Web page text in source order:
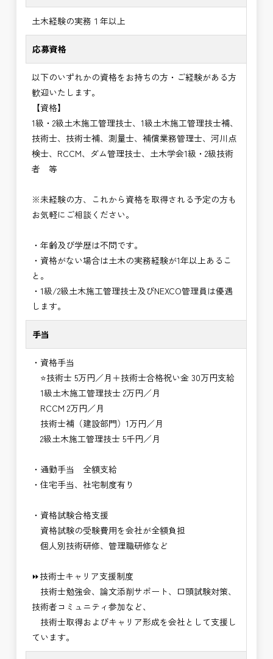
土木経験の実務１年以上
応募資格
以下のいずれかの資格をお持ちの方・ご経験がある方
歓迎いたします。
【資格】
1級・2級土木施工管理技士、1級土木施工管理技士補、
技術士、技術士補、測量士、補償業務管理士、河川点
検士、RCCM、ダム管理技士、土木学会1級・2級技術
者 等
※未経験の方、これから資格を取得される予定の方も
お気軽にご相談ください。
・年齢及び学歴は不問です。
・資格がない場合は土木の実務経験が1年以上あるこ
と。
・1級/2級土木施工管理技士及びNEXCO管理員は優遇
します。
手当
・資格手当
⭐技術士 5万円／月＋技術士合格祝い金 30万円支給
1級土木施工管理技士 2万円／月
RCCM 2万円／月
技術士補（建設部門）1万円／月
2級土木施工管理技士 5千円／月
・通勤手当 全額支給
・住宅手当、社宅制度有り
・資格試験合格支援
資格試験の受験費用を会社が全額負担
個人別技術研修、管理職研修など
⏩技術士キャリア支援制度
技術士勉強会、論文添削サポート、口頭試験対策、
技術者コミュニティ参加など、
技術士取得およびキャリア形成を会社として支援し
ています。